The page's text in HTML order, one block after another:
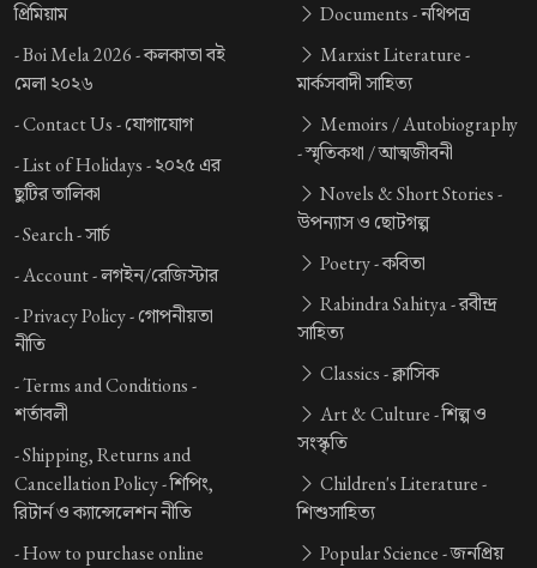
প্রিমিয়াম
-Boi Mela 2026 -কলকাতা বই
মেলা ২০২৬
-Contact Us -যোগাযোগ
-List of Holidays -২০২৫ এর
ছুটির তালিকা
-Search -সার্চ
-Account -লগইন/রেজিস্টার
-Privacy Policy -গোপনীয়তা
নীতি
-Terms and Conditions -
শর্তাবলী
-Shipping, Returns and
Cancellation Policy -শিপিং,
রিটার্ন ও ক্যান্সেলেশন নীতি
-How to purchase online
Documents -নথিপত্র
Marxist Literature -
মার্কসবাদী সাহিত্য
Memoirs / Autobiography
-স্মৃতিকথা / আত্মজীবনী
Novels & Short Stories -
উপন্যাস ও ছোটগল্প
Poetry -কবিতা
Rabindra Sahitya -রবীন্দ্র
সাহিত্য
Classics -ক্লাসিক
Art & Culture -শিল্প ও
সংস্কৃতি
Children's Literature -
শিশুসাহিত্য
Popular Science -জনপ্রিয়